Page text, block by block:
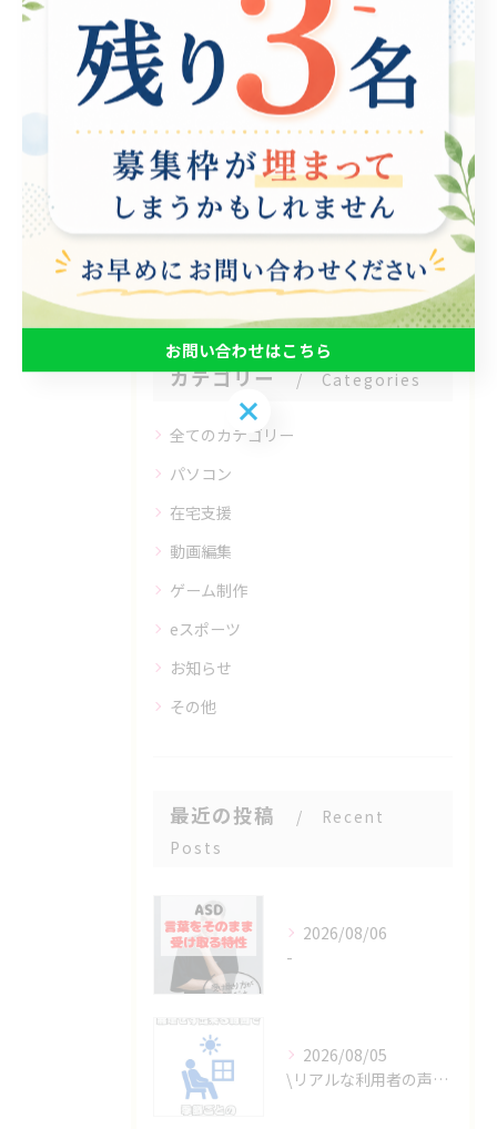
< 前のページ 一覧に戻る 次のページ >
関連タグ
#就労継続支援B型
カテゴリー Categories
全てのカテゴリー
パソコン
在宅支援
動画編集
ゲーム制作
eスポーツ
お知らせ
その他
最近の投稿
Recent
Posts
2026/08/06
-
2026/08/05
\リアルな利用者の声📣/
お問い合わせはこちら
お問い合わせはこちら